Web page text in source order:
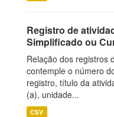
Registro de
Simplificado ou
Relação dos registros
contemple o número
registro, título da
(a), unidade...
CSV